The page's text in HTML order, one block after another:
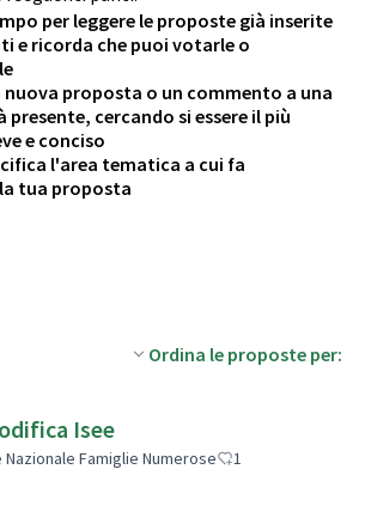
per leggere le proposte già inserite
e ricorda che puoi votarle o
nuova proposta o un commento a una
cercando si essere il più
e conciso
l'area tematica a cui fa
tua proposta
Ordina le proposte per:
Isee
Famiglie Numerose 1